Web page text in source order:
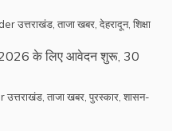
उत्तराखंड, ताजा खबर, देहरादून, शिक्षा
2026 के लिए आवेदन शुरू, 30
उत्तराखंड, ताजा खबर, पुरस्कार, शासन-